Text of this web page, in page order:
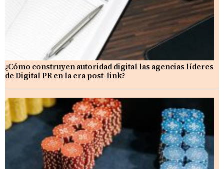
¿Cómo construyen autoridad digital las agencias líderes
de Digital PR en la era post-link?